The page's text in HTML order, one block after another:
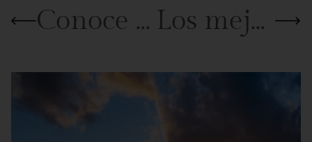
Conoce el Campo de Golf de Son Servera Los mejores consejos para mejorar tu juego en el green